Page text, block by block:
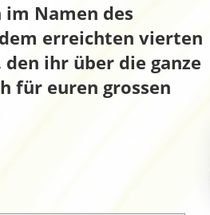
im Namen des
erreichten vierten
ihr über die ganze
für euren grossen